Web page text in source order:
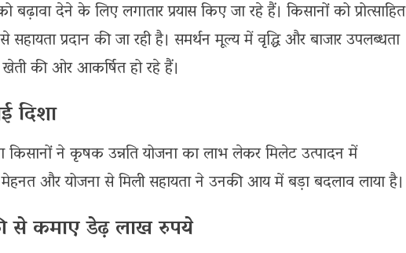
बढ़ावा देने के लिए लगातार प्रयास किए जा रहे हैं। किसानों को प्रोत्साहित
प्रदान की जा रही है। समर्थन मूल्य में वृद्धि और बाजार उपलब्धता
की ओर आकर्षित हो रहे हैं।
दिशा
किसानों ने कृषक उन्नति योजना का लाभ लेकर मिलेट उत्पादन में
और योजना से मिली सहायता ने उनकी आय में बड़ा बदलाव लाया है।
से कमाए डेढ़ लाख रुपये